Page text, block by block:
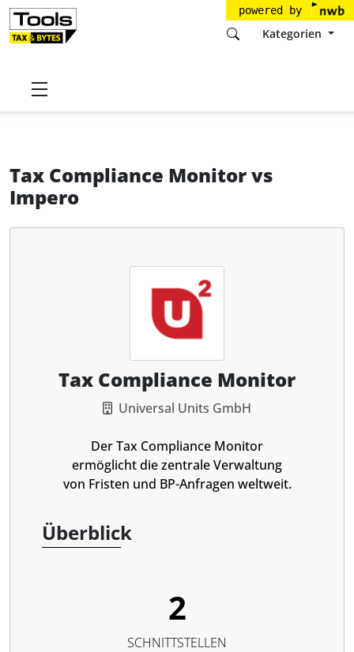
powered by
Kategorien
Startseite
Tax Compliance Monitorvs
Impero
Tax Compliance Monitor
Universal Units GmbH
Der Tax Compliance Monitor
ermöglicht die zentrale Verwaltung
von Fristen und BP-Anfragen weltweit.
Überblick
2
SCHNITTSTELLEN